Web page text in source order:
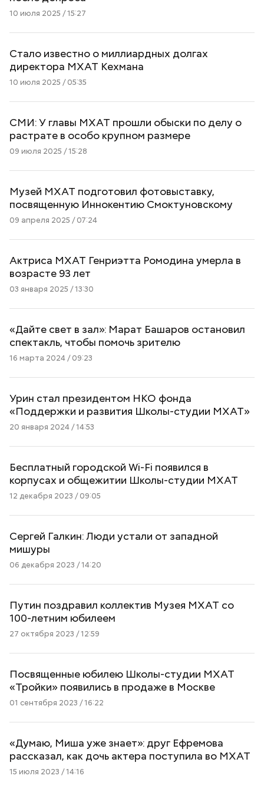
10 июля 2025 / 15:27
Стало известно о миллиардных долгах
директора МХАТ Кехмана
10 июля 2025 / 05:35
СМИ: У главы МХАТ прошли обыски по делу о
растрате в особо крупном размере
09 июля 2025 / 15:28
Музей МХАТ подготовил фотовыставку,
посвященную Иннокентию Смоктуновскому
09 апреля 2025 / 07:24
Актриса МХАТ Генриэтта Ромодина умерла в
возрасте 93 лет
03 января 2025 / 13:30
«Дайте свет в зал»: Марат Башаров остановил
спектакль, чтобы помочь зрителю
16 марта 2024 / 09:23
Урин стал президентом НКО фонда
«Поддержки и развития Школы-студии МХАТ»
20 января 2024 / 14:53
Бесплатный городской Wi-Fi появился в
корпусах и общежитии Школы-студии МХАТ
12 декабря 2023 / 09:05
Сергей Галкин: Люди устали от западной
мишуры
06 декабря 2023 / 14:20
Путин поздравил коллектив Музея МХАТ со
100-летним юбилеем
27 октября 2023 / 12:59
Посвященные юбилею Школы-студии МХАТ
«Тройки» появились в продаже в Москве
01 сентября 2023 / 16:22
«Думаю, Миша уже знает»: друг Ефремова
рассказал, как дочь актера поступила во МХАТ
15 июля 2023 / 14:16